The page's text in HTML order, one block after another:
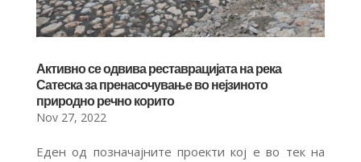
Активно се одвива реставрацијата на река
Сатеска за пренасочување во нејзиното
природно речно корито
Nov 27, 2022
Еден од позначајните проекти кој е во тек на